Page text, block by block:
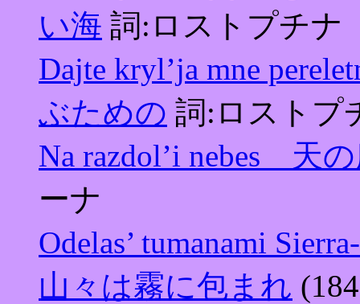
い海 詞:ロストプチナ
Dajte kryl’ja mne
ぶための 詞:ロストプ
Na razdol’i nebes 天
ーナ
Odelas’ tumanami
山々は霧に包まれ